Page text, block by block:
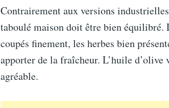
Contrairement aux versions
taboulé maison doit être bien équilibré.
coupés finement, les herbes bien
apporter de la fraîcheur. L’huile
agréable.